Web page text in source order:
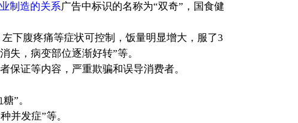
制造的关系广告中标识的名称为“双奇”，国食健
下腹疼痛等症状可控制，饭量明显增大，服了3
失，病变部位逐渐好转”等。
证等内容，严重欺骗和误导消费者。
”。
并发症”等。